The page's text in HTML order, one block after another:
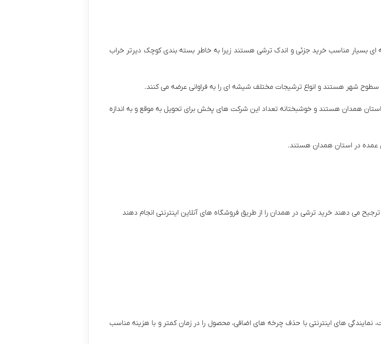
مناسب خرید جزئی و اندک ترشی هستند زیرا به خاطر بسته بندی کوچک دیرتر خراب
شهر هستند و انواع ترشیجات مختلف شیشه ای را به فراوانی عرضه می کنند.
همدان هستند و خوشبختانه تعداد این شرکت های پخش برای تحویل به موقع و به اندازه
عمده در استان همدان هستند.
می دهند خرید ترشی در همدان را از طریق فروشگاه های آنلاین اینترنتی انجام دهند
های اینترنتی با حذف چرخه های اضافی، محصول را در زمان کمتر و با هزینه مناسب